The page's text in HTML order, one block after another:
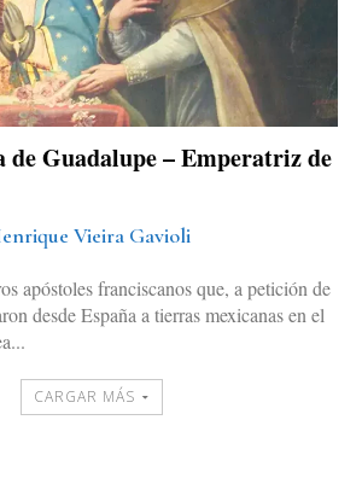
de Guadalupe – Emperatriz de
Vieira Gavioli
apóstoles franciscanos que, a petición de
desde España a tierras mexicanas en el
CARGAR MÁS